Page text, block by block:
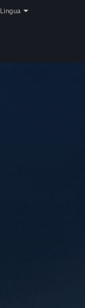
Lingua